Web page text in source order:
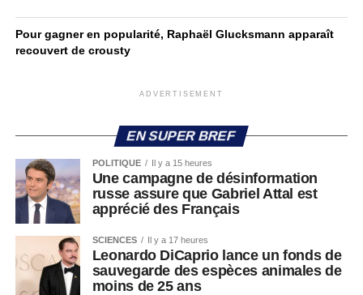
Pour gagner en popularité, Raphaël Glucksmann apparaît
recouvert de crousty
ADVERTISEMENT
EN SUPER BREF
POLITIQUE Il y a 15 heures
Une campagne de désinformation
russe assure que Gabriel Attal est
apprécié des Français
SCIENCES Il y a 17 heures
Leonardo DiCaprio lance un fonds de
sauvegarde des espèces animales de
moins de 25 ans